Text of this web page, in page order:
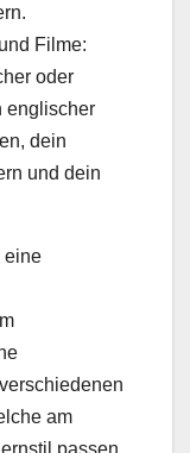
Filme:
oder
englischer
dein
und dein
eine
am
passen.